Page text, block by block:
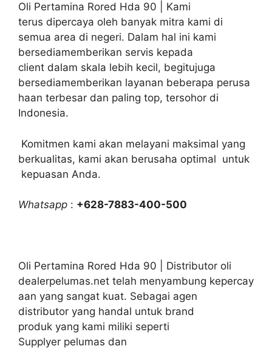
Oli Pertamina Rored Hda 90 | Kami
terus dipercaya oleh banyak mitra kami di
semua area di negeri. Dalam hal ini kami
bersediamemberikan servis kepada
client dalam skala lebih kecil, begitujuga
bersediamemberikan layanan beberapa perusa
haan terbesar dan paling top, tersohor di
Indonesia.
Komitmen kami akan melayani maksimal yang
berkualitas, kami akan berusaha optimal untuk
kepuasan Anda.
Whatsapp : +628-7883-400-500
Oli Pertamina Rored Hda 90 | Distributor oli
dealerpelumas.net telah menyambung kepercay
aan yang sangat kuat. Sebagai agen
distributor yang handal untuk brand
produk yang kami miliki seperti
Supplyer pelumas dan